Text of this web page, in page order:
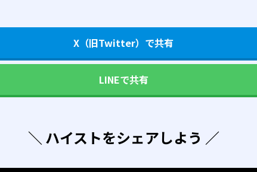
X（旧Twitter）で共有
LINEで共有
＼ ハイストをシェアしよう ／